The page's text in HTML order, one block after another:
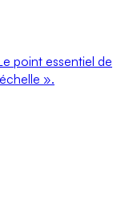
point essentiel de
».